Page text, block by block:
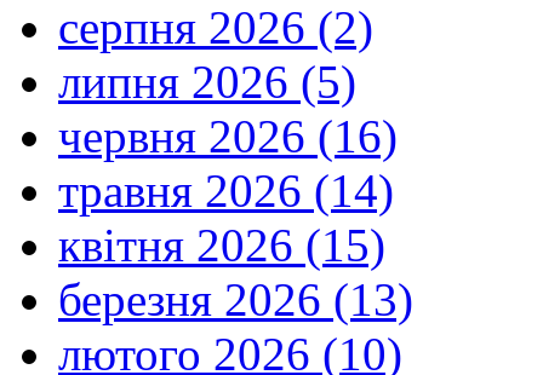
серпня 2026 (2)
липня 2026 (5)
червня 2026 (16)
травня 2026 (14)
квітня 2026 (15)
березня 2026 (13)
лютого 2026 (10)